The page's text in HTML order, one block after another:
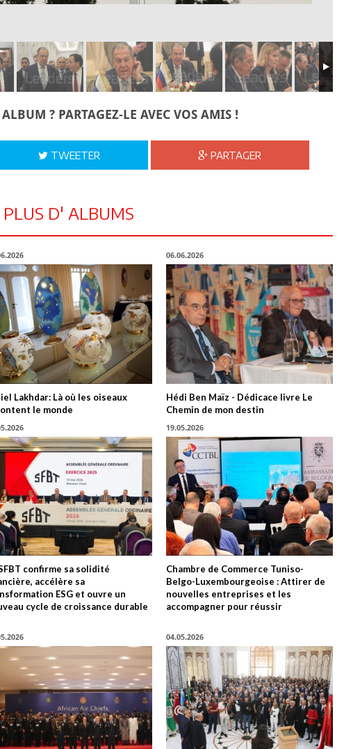
? PARTAGEZ-LE AVEC VOS AMIS !
TWEETER PARTAGER
PLUS D' ALBUMS
Lakhdar: Là où les oiseaux
le monde
06.06.2026
Hédi Ben Maïz - Dédicace livre Le
Chemin de mon destin
confirme sa solidité
accélère sa
ESG et ouvre un
cycle de croissance durable
19.05.2026
Chambre de Commerce Tuniso-
Belgo-Luxembourgeoise : Attirer de
nouvelles entreprises et les
accompagner pour réussir
04.05.2026